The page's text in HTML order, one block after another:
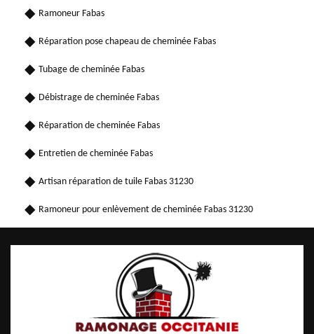
Ramoneur Fabas
Réparation pose chapeau de cheminée Fabas
Tubage de cheminée Fabas
Débistrage de cheminée Fabas
Réparation de cheminée Fabas
Entretien de cheminée Fabas
Artisan réparation de tuile Fabas 31230
Ramoneur pour enlèvement de cheminée Fabas 31230